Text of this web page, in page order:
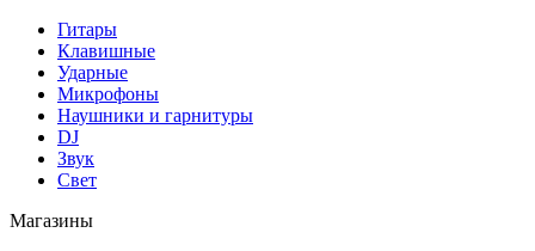
Гитары
Клавишные
Ударные
Микрофоны
Наушники и гарнитуры
DJ
Звук
Свет
Магазины